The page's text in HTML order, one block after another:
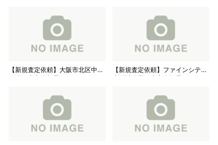
【新規査定依頼】大阪市北区中古
戸建、査定依頼承りました。
【新規査定依頼】ファインシティ
大阪城公園、査定依頼承りまし